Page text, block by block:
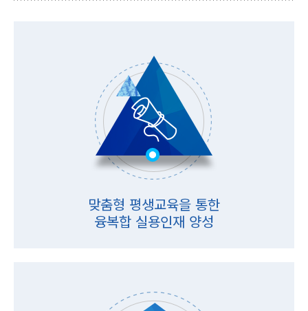
맞춤형 평생교육을 통한
융복합 실용인재 양성